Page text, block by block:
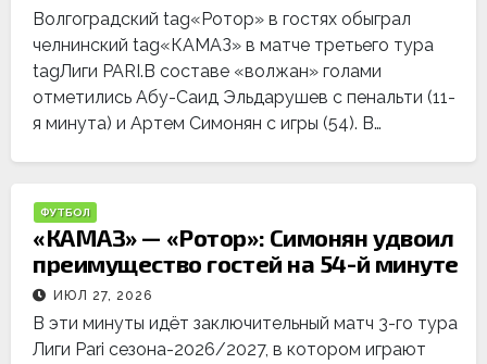
Волгоградский tag«Ротор» в гостях обыграл
челнинский tag«КАМАЗ» в матче третьего тура
tagЛиги PARI.В составе «волжан» голами
отметились Абу-Саид Эльдарушев с пенальти (11-
я минута) и Артем Симонян с игры (54). В…
ФУТБОЛ
«КАМАЗ» — «Ротор»: Симонян удвоил
преимущество гостей на 54-й минуте
ИЮЛ 27, 2026
В эти минуты идёт заключительный матч 3-го тура
Лиги Pari сезона-2026/2027, в котором играют